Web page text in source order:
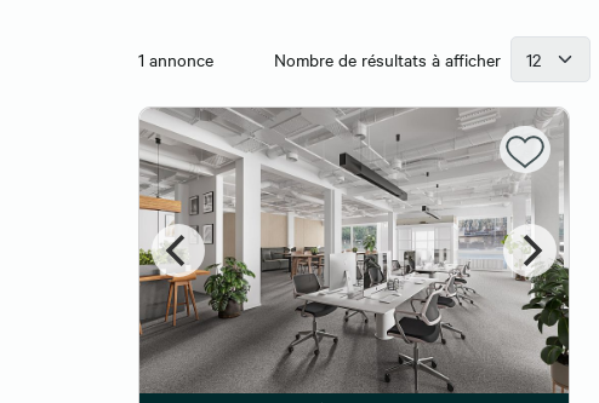
1 annonce Nombre de résultats à afficher